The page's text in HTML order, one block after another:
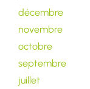
décembre
novembre
octobre
septembre
juillet